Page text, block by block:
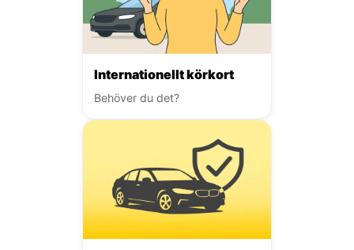
Internationellt körkort
Behöver du det?